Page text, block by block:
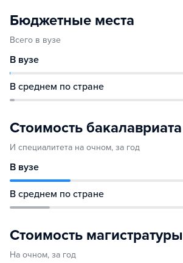
Бюджетные места
Всего в вузе
В вузе
В среднем по стране
Стоимость бакалавриата
И специалитета на очном, за год
В вузе
В среднем по стране
Стоимость магистратуры
На очном, за год